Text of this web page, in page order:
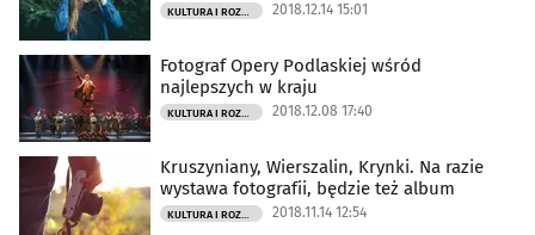
2018.12.14 15:01
Fotograf Opery Podlaskiej wśród
najlepszych w kraju
2018.12.08 17:40
Kruszyniany, Wierszalin, Krynki. Na razie
wystawa fotografii, będzie też album
2018.11.14 12:54